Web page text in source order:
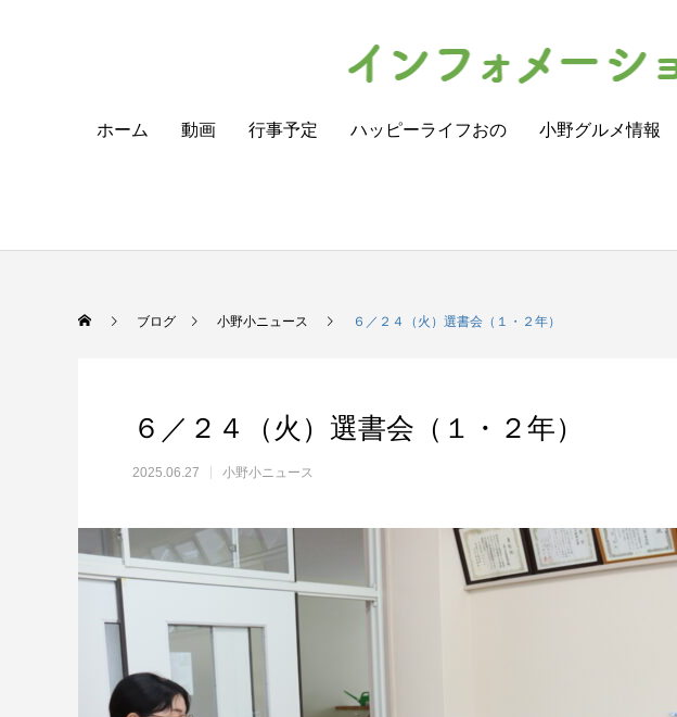
ホーム 動画 行事予定 ハッピーライフおの 小野グルメ情報
ブログ 小野小ニュース ６／２４（火）選書会（１・２年）
６／２４（火）選書会（１・２年）
2025.06.27 小野小ニュース